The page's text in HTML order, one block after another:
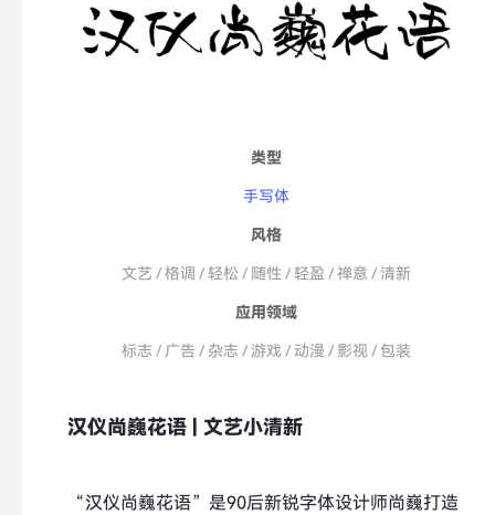
类型
手写体
风格
文艺 / 格调 / 轻松 / 随性 / 轻盈 / 禅意 / 清新
应用领域
标志 / 广告 / 杂志 / 游戏 / 动漫 / 影视 / 包装
汉仪尚巍花语 | 文艺小清新
“汉仪尚巍花语”是90后新锐字体设计师尚巍打造